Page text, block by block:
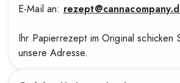
E-Mail an:
Ihr Papierrezept im Original schicken
unsere Adresse.